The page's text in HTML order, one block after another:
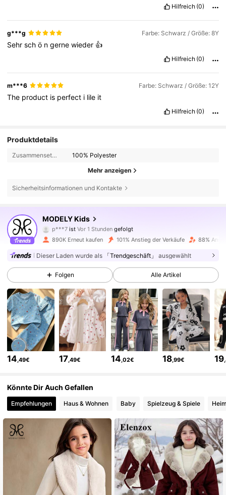
Hilfreich (0)
g***g Farbe: Schwarz / Größe: 8Y
Sehrschö ngernewieder 👍
Hilfreich (0)
m***6 Farbe: Schwarz / Größe: 12Y
The product is perfect i lile it
Hilfreich (0)
Produktdetails
Zusammensetzung: 100% Polyester
Mehr anzeigen
Sicherheitsinformationen und Kontakte
MODELY Kids
n***6ist am Durchsuchen
4,86
273K Follower
4,86
4,86 273K Follower
4,86 273K Follower
4,86 273K Follower
4,86 273K Follower
4,86 273K Follower
890K Erneut kaufen 101% Anstieg der Verkäufe 88%
Dieser Laden wurde als 「Trendgeschäft」 ausgewählt
Folgen Alle Artikel
14 ,49€ 17 ,49€ 14 ,02€ 18 ,99€ 19
Könnte Dir Auch Gefallen
Empfehlungen Haus & Wohnen Baby Spielzeug & Spiele